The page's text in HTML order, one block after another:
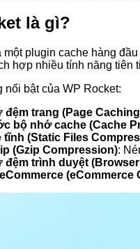
là gì?
một plugin cache hàng
hợp nhiều tính năng tiên
nổi bật của WP Rocket:
đệm trang (Page
bộ nhớ cache (Cache
tĩnh (Static Files
(Gzip Compression):
đệm trình duyệt
(eCommerce